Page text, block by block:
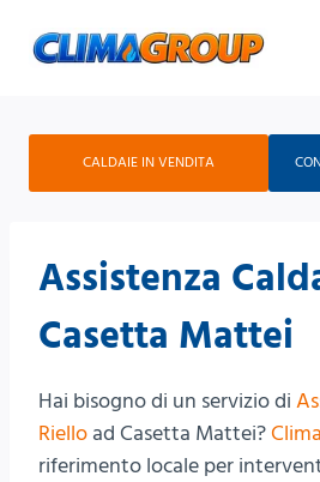
CALDAIE IN VENDITA
Assistenza
Casetta Mattei
Hai bisogno di un servizio di
Riello ad Casetta Mattei?
riferimento locale per